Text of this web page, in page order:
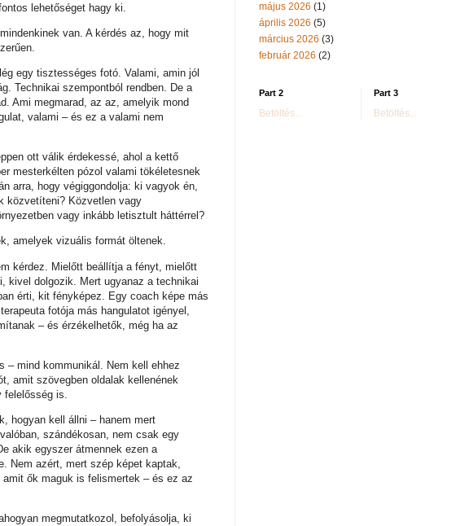
lehetőséget hagy ki.
van. A kérdés az, hogy mit
egy tisztességes fotó. Valami, amin jól
Technikai szempontból rendben. De a
Ami megmarad, az az, amelyik mond
valami – és ez a valami nem
ott válik érdekessé, ahol a kettő
mesterkélten pózol valami tökéletesnek
arra, hogy végiggondolja: ki vagyok én,
közvetíteni? Közvetlen vagy
vagy inkább letisztult háttérrel?
amelyek vizuális formát öltenek.
kérdez. Mielőtt beállítja a fényt, mielőtt
kivel dolgozik. Mert ugyanaz a technikai
érti, kit fényképez. Egy coach képe más
fotója más hangulatot igényel,
– és érzékelhetők, még ha az
– mind kommunikál. Nem kell ehhez
amit szövegben oldalak kellenének
is.
hogyan kell állni – hanem mert
szándékosan, nem csak egy
akik egyszer átmennek ezen a
Nem azért, mert szép képet kaptak,
ők maguk is felismertek – és ez az
megmutatkozol, befolyásolja, ki
május 2026 (1)
április 2026 (5)
március 2026 (3)
február 2026 (2)
Part 2
Betöltés...
Part 3
Betöltés...